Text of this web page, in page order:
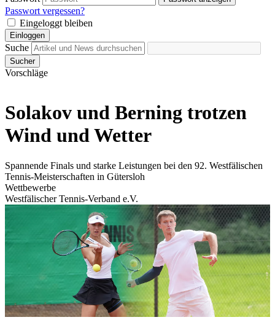
Passwort vergessen?
Eingeloggt bleiben
Einloggen
Suche
Sucher
Vorschläge
Solakov und Berning trotzen
Wind und Wetter
Spannende Finals und starke Leistungen bei den 92. Westfälischen
Tennis-Meisterschaften in Gütersloh
Wettbewerbe
Westfälischer Tennis-Verband e.V.